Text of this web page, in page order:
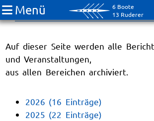
6 Boote
13 Ruderer
Menü
Archiv
Auf dieser Seite werden alle
und Veranstaltungen,
aus allen Bereichen archiviert.
2026 (16 Einträge)
2025 (22 Einträge)